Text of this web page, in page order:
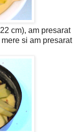
cm), am presarat
si am presarat